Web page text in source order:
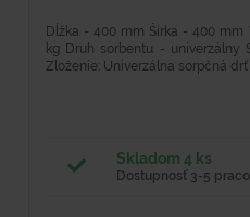
Dĺžka - 400 mm Šírka - 400
kg Druh sorbentu - univerzálny
Zloženie: Univerzálna sorpčná drť
Skladom 4 ks
Dostupnosť 3-5